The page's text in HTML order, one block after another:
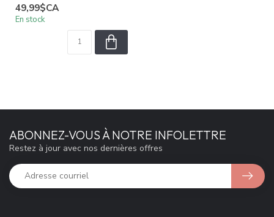
49,99$CA
En stock
ABONNEZ-VOUS À NOTRE INFOLETTRE
Restez à jour avec nos dernières offres